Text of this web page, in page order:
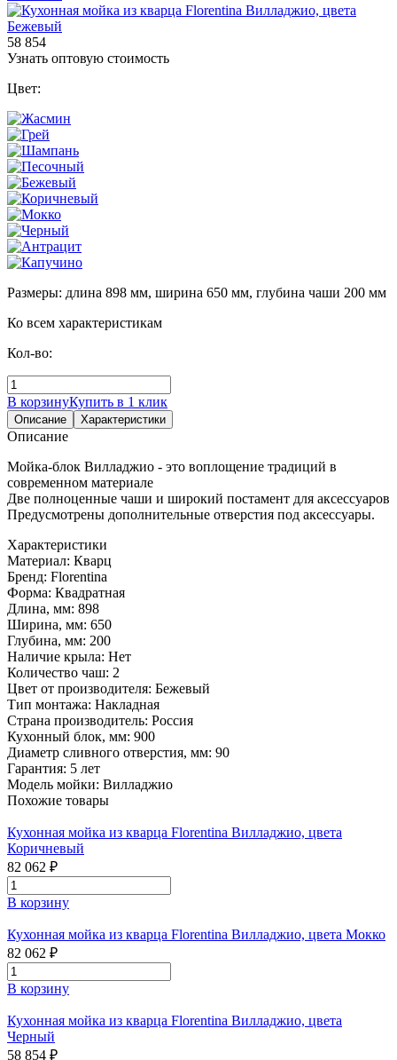
58 854
Узнать оптовую стоимость
Цвет:
Размеры: длина 898 мм, ширина 650 мм, глубина чаши 200 мм
Ко всем характеристикам
Кол-во:
В корзинуКупить в 1 клик
Описание Характеристики
Описание
Мойка-блок Вилладжио - это воплощение традиций в
современном материале
Две полноценные чаши и широкий постамент для аксессуаров
Предусмотрены дополнительные отверстия под аксессуары.
Характеристики
Материал: Кварц
Бренд: Florentina
Форма: Квадратная
Длина, мм: 898
Ширина, мм: 650
Глубина, мм: 200
Наличие крыла: Нет
Количество чаш: 2
Цвет от производителя: Бежевый
Тип монтажа: Накладная
Страна производитель: Россия
Кухонный блок, мм: 900
Диаметр сливного отверстия, мм: 90
Гарантия: 5 лет
Модель мойки: Вилладжио
Похожие товары
Кухонная мойка из кварца Florentina Вилладжио, цвета
Коричневый
82 062 ₽
В корзину
Кухонная мойка из кварца Florentina Вилладжио, цвета Мокко
82 062 ₽
В корзину
Кухонная мойка из кварца Florentina Вилладжио, цвета
Черный
58 854 ₽